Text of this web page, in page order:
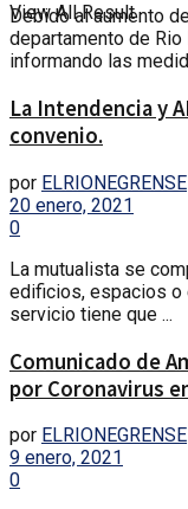
View All Result
Debido al aumento
departamento de
informando las
La Intendencia y
convenio.
por ELRIONEGRENSE
20 enero, 2021
0
La mutualista se
edificios, espacios o
servicio tiene que ...
Comunicado de
por Coronavirus
por ELRIONEGRENSE
9 enero, 2021
0